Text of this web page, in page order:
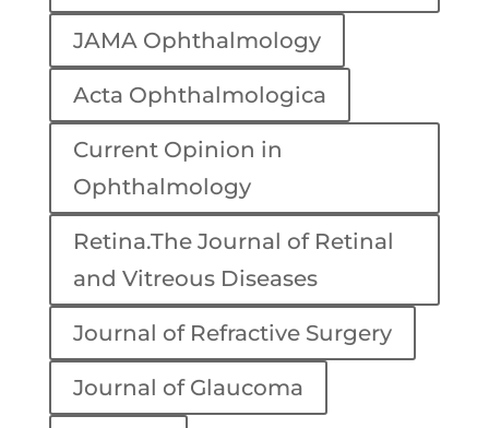
JAMA Ophthalmology
Acta Ophthalmologica
Current Opinion in
Ophthalmology
Retina.The Journal of Retinal
and Vitreous Diseases
Journal of Refractive Surgery
Journal of Glaucoma